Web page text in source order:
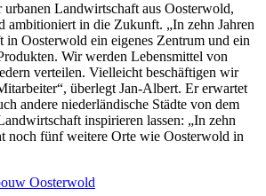
Landwirtschaft aus Oosterwold,
ambitioniert in die Zukunft. „In zehn Jahren
in Oosterwold ein eigenes Zentrum und ein
Wir werden Lebensmittel von
verteilen. Vielleicht beschäftigen wir
überlegt Jan-Albert. Er erwartet
andere niederländische Städte von dem
inspirieren lassen: „In zehn
noch fünf weitere Orte wie Oosterwold in
Oosterwold